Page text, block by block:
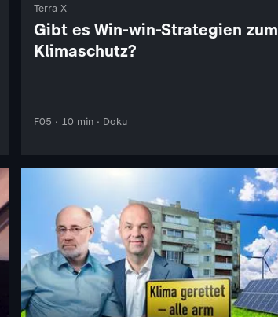
Terra X
Gibt es Win-win-Strategien zum
Klimaschutz?
F05 · 10 min · Doku